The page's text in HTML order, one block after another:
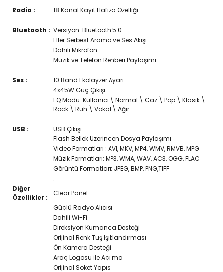
Radio :
18 Kanal Kayıt Hafıza Özelliği
.
Bluetooth : Versiyon: Bluetooth 5.0
Eller Serbest Arama ve Ses Akışı
Dahili Mikrofon
Müzik ve Telefon Rehberi Paylaşımı
.
Ses :
10 Band Ekolayzer Ayarı
4x45W Güç Çıkışı
EQ Modu: Kullanıcı \ Normal \ Caz \ Pop \ Klasik \
Rock \ Ruh \ Vokal \ Ağır
.
USB :
USB Çıkışı
Flash Bellek Üzerinden Dosya Paylaşımı
Video Formatları : AVI, MKV, MP4, WMV, RMVB, MPG
Müzik Formatları: MP3, WMA, WAV, AC3, OGG, FLAC
Görüntü Formatları: JPEG, BMP, PNG,TIFF
.
Diğer
Özellikler :
Clear Panel
Güçlü Radyo Alıcısı
Dahili Wi-Fi
Direksiyon Kumanda Desteği
Orijinal Renk Tuş Işıklandırması
Ön Kamera Desteği
Araç Logosu İle Açılma
Orijinal Soket Yapısı